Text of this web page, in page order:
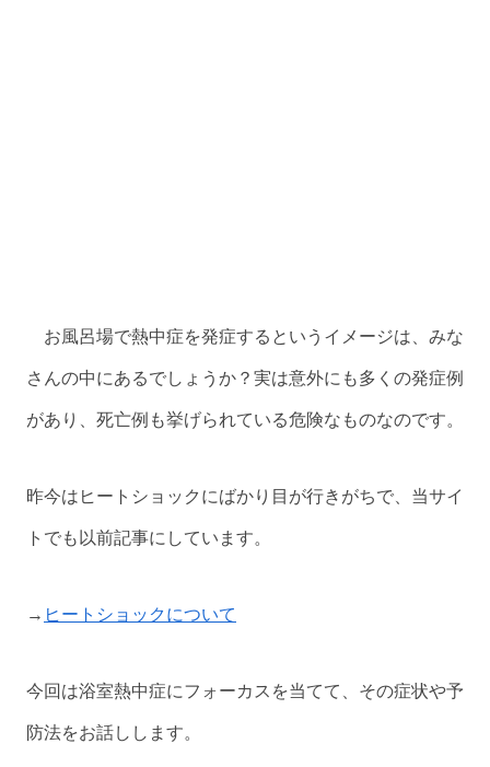
お風呂場で熱中症を発症するというイメージは、みな
さんの中にあるでしょうか？実は意外にも多くの発症例
があり、死亡例も挙げられている危険なものなのです。
昨今はヒートショックにばかり目が行きがちで、当サイ
トでも以前記事にしています。
→ ヒートショックについて
今回は浴室熱中症にフォーカスを当てて、その症状や予
防法をお話しします。